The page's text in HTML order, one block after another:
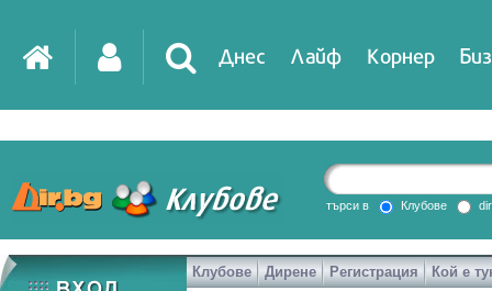
Днес Лайф Корнер
DirTV Impressio
Games
търси в Клубове
Клубове Дирене Регистрация Кой е